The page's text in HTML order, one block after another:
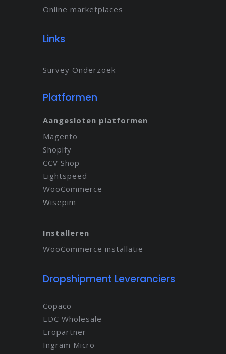
Online marketplaces
Links
Survey Onderzoek
Platformen
Aangesloten platformen
Magento
Shopify
CCV Shop
Lightspeed
WooCommerce
Wisepim
Installeren
WooCommerce installatie
Dropshipment Leveranciers
Copaco
EDC Wholesale
Eropartner
Ingram Micro